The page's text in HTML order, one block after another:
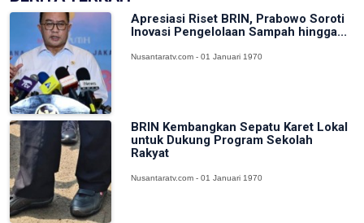
Apresiasi Riset BRIN, Prabowo Soroti
Inovasi Pengelolaan Sampah hingga...
Nusantaratv.com - 01 Januari 1970
BRIN Kembangkan Sepatu Karet Lokal
untuk Dukung Program Sekolah
Rakyat
Nusantaratv.com - 01 Januari 1970